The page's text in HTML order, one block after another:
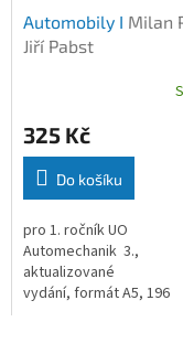
Automobily I Milan
Jiří Pabst
325 Kč
Do košíku
pro 1. ročník UO
Automechanik 3.,
aktualizované
vydání, formát A5, 196